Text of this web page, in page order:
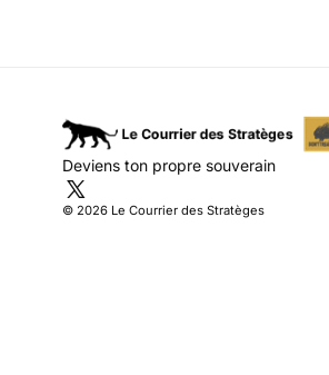
Deviens ton propre souverain
© 2026 Le Courrier des Stratèges